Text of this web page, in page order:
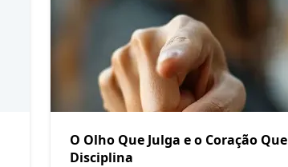
O Olho Que Julga e o Coração Que
Disciplina